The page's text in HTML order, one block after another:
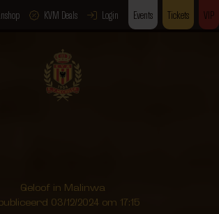
KVM Deals Login Events Tickets VIP
Geloof in Malinwa
03/12/2024 om 17:15